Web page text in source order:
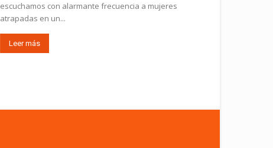
escuchamos con alarmante frecuencia a mujeres
atrapadas en un...
Leer más